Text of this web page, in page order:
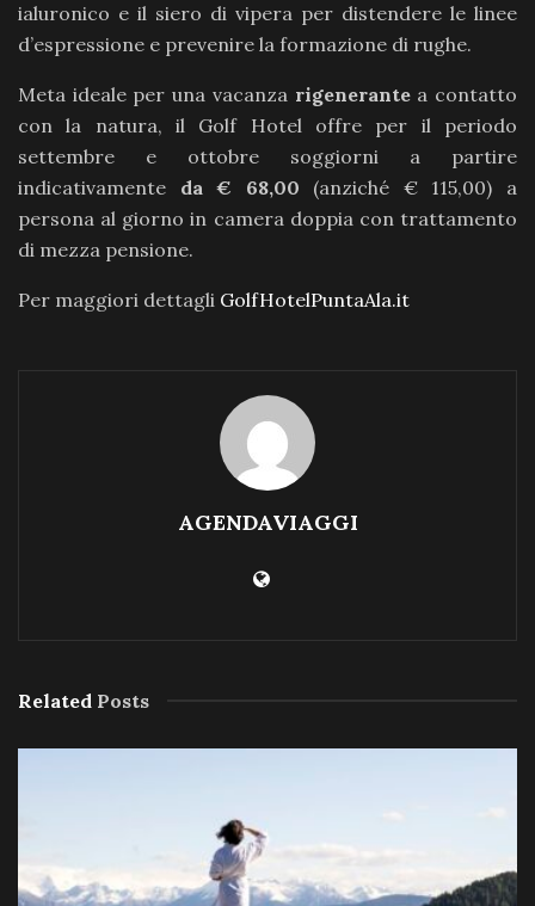
ialuronico e il siero di vipera per distendere le linee
d’espressione e prevenire la formazione di rughe.
Meta ideale per una vacanza rigenerantea contatto
con la natura, il Golf Hotel offre per il periodo
settembre e ottobre soggiorni a partire
indicativamente da € 68,00 (anziché € 115,00) a
persona al giorno in camera doppia con trattamento
di mezza pensione.
Per maggiori dettagli GolfHotelPuntaAla.it
AGENDAVIAGGI
Related Posts